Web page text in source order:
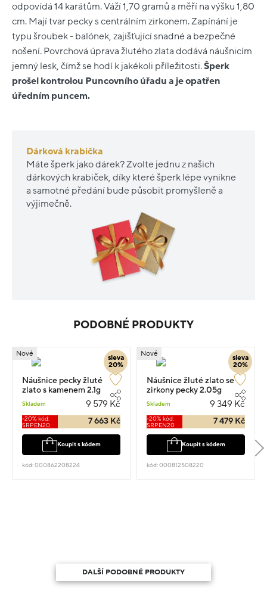
odpovídá 14 karátům. Váží 1,70 gramů a měří na výšku 1,80
cm. Mají tvar pecky s centrálním zirkonem. Zapínání je
typu šroubek - balónek, zajišťující snadné a bezpečné
nošení. Povrchová úprava žlutého zlata dodává náušnicím
jemný lesk, čímž se hodí k jakékoli příležitosti.Šperk
prošel kontrolou Puncovního úřadu a je opatřen
úředním puncem.
Dárková krabička
Máte šperk jako dárek? Zvolte jednu z našich
dárkových krabiček, díky které šperk lépe vynikne
a samotné předání bude působit promyšleně a
výjimečně.
PODOBNÉ PRODUKTY
sleva
20%
Nové
Náušnice pecky žluté
zlato s kamenem 2.1g
Skladem 9 579 Kč
-20% kód:
SRPEN20
7 663 Kč
Koupit s kódem
kód: 000862208224
sleva
20%
Nové
Náušnice žluté zlato se
zirkony pecky 2.05g
Skladem 9 349 Kč
-20% kód:
SRPEN20
7 479 Kč
Koupit s kódem
kód: 000812508220
DALŠÍ PODOBNÉ PRODUKTY